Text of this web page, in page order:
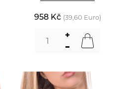
958 Kč (39,60 Euro)